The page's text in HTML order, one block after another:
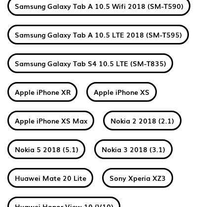
Samsung Galaxy Tab A 10.5 Wifi 2018 (SM-T590)
Samsung Galaxy Tab A 10.5 LTE 2018 (SM-T595)
Samsung Galaxy Tab S4 10.5 LTE (SM-T835)
Apple iPhone XR Apple iPhone XS
Apple iPhone XS Max Nokia 2 2018 (2.1)
Nokia 5 2018 (5.1) Nokia 3 2018 (3.1)
Huawei Mate 20 Lite Sony Xperia XZ3